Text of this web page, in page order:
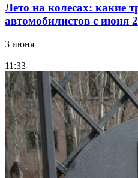
Лето на колесах: какие
автомобилистов с июня
3 июня
11:33